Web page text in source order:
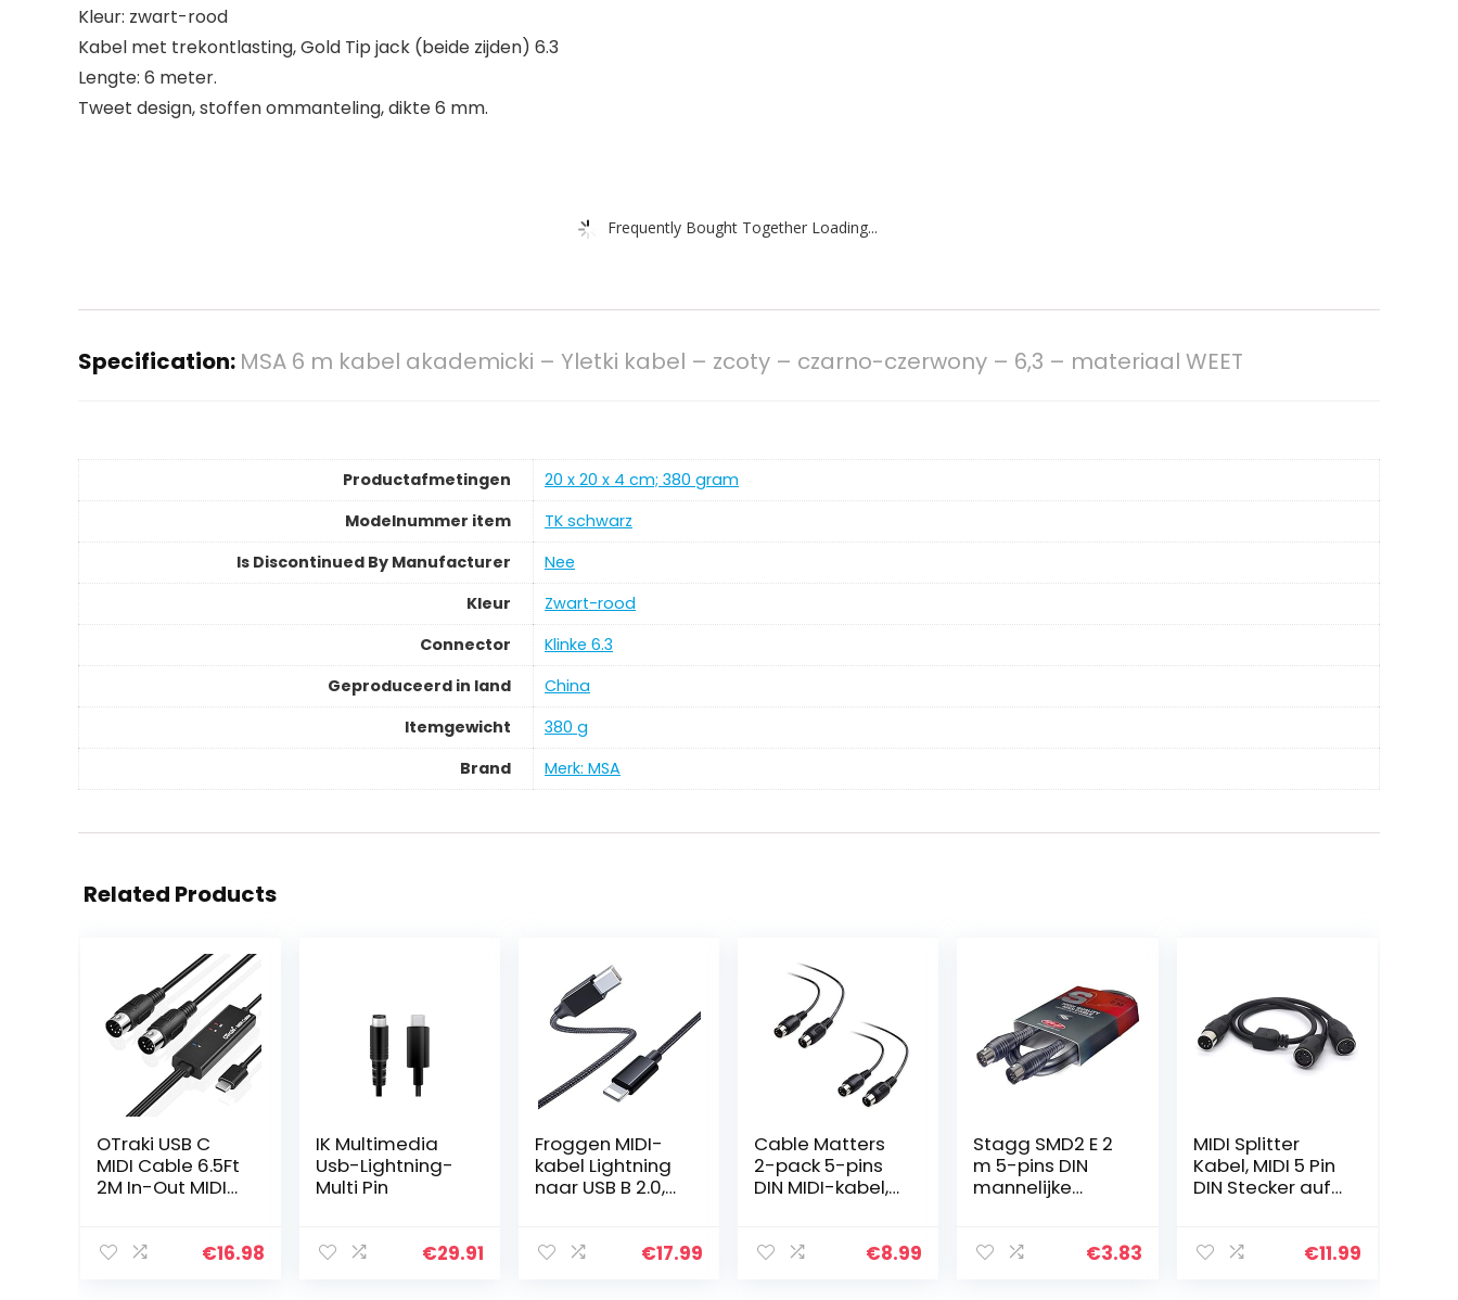
Kleur: zwart-rood
Kabel met trekontlasting, Gold Tip jack (beide zijden) 6.3
Lengte: 6 meter.
Tweet design, stoffen ommanteling, dikte 6 mm.
Frequently Bought Together Loading...
Specification: MSA 6 m kabel akademicki – Yletki kabel – zcoty – czarno-czerwony – 6,3 – materiaal WEET
Productafmetingen
‎20 x 20 x 4 cm; 380 gram
Modelnummer item
‎TK schwarz
Is Discontinued By Manufacturer
‎Nee
Kleur
‎Zwart-rood
Connector
‎Klinke 6.3
Geproduceerd in land
‎China
Itemgewicht
‎380 g
Brand
Merk: MSA
Related Products
OTraki USB C
MIDI Cable 6.5Ft
2M In-Out MIDI
Indicator 5 PIN
€16.98
IK Multimedia
Usb-Lightning-
Multi Pin
€29.91
Froggen MIDI-
kabel Lightning
naar USB B 2.0,
Type B OTG-€17.99
Cable Matters
2-pack 5-pins
DIN MIDI-kabel,
€8.99
Stagg SMD2 E 2
m 5-pins DIN
mannelijke
€3.83
MIDI Splitter
Kabel, MIDI 5 Pin
DIN Stecker auf
Kopfhörer
€11.99